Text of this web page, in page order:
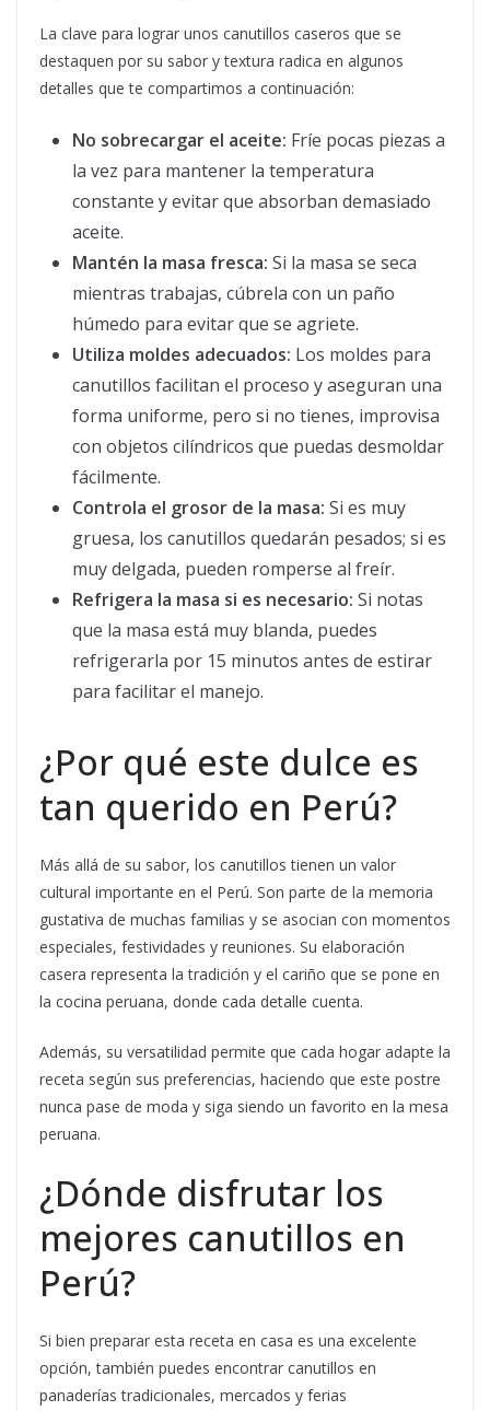
La clave para lograr unos canutillos caseros que se
destaquen por su sabor y textura radica en algunos
detalles que te compartimos a continuación:
No sobrecargar el aceite: Fríe pocas piezas a
la vez para mantener la temperatura
constante y evitar que absorban demasiado
aceite.
Mantén la masa fresca: Si la masa se seca
mientras trabajas, cúbrela con un paño
húmedo para evitar que se agriete.
Utiliza moldes adecuados: Los moldes para
canutillos facilitan el proceso y aseguran una
forma uniforme, pero si no tienes, improvisa
con objetos cilíndricos que puedas desmoldar
fácilmente.
Controla el grosor de la masa: Si es muy
gruesa, los canutillos quedarán pesados; si es
muy delgada, pueden romperse al freír.
Refrigera la masa si es necesario: Si notas
que la masa está muy blanda, puedes
refrigerarla por 15 minutos antes de estirar
para facilitar el manejo.
¿Por qué este dulce es
tan querido en Perú?
Más allá de su sabor, los canutillos tienen un valor
cultural importante en el Perú. Son parte de la memoria
gustativa de muchas familias y se asocian con momentos
especiales, festividades y reuniones. Su elaboración
casera representa la tradición y el cariño que se pone en
la cocina peruana, donde cada detalle cuenta.
Además, su versatilidad permite que cada hogar adapte la
receta según sus preferencias, haciendo que este postre
nunca pase de moda y siga siendo un favorito en la mesa
peruana.
¿Dónde disfrutar los
mejores canutillos en
Perú?
Si bien preparar esta receta en casa es una excelente
opción, también puedes encontrar canutillos en
panaderías tradicionales, mercados y ferias